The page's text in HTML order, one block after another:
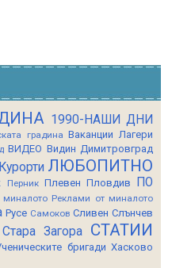
1990-НАШИ ДНИ
градина Ваканции Лагери
ВИДЕО Видин Димитровград
Курорти ЛЮБОПИТНО
Перник Плевен Пловдив
ПО
миналото Реклами от миналото
Русе Самоков Сливен Слънчев
Стара Загора СТАТИИ
бригади Хасково